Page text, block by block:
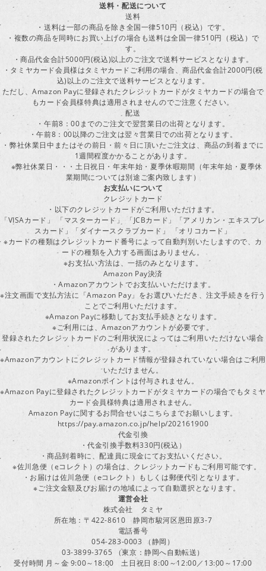
送料・配送について
送料
・送料は一部の商品を除き全国一律510円（税込）です。
・複数の商品を同時にお買い上げの場合も送料は全国一律510円（税込）で
す。
・商品代金合計5000円(税込)以上のご注文で送料サービスとなります。
・タミヤカード会員様はタミヤカードご利用の場合、商品代金合計2000円(税
込)以上のご注文で送料サービスとなります。
ただし、Amazon Payに登録されたクレジットカードがタミヤカードの場合で
もカード会員様特典は適用されませんのでご注意ください。
配送
・午前8：00までのご注文で翌営業日の出荷となります。
・午前8：00以降のご注文は翌々営業日での出荷となります。
・弊社休業日中またはその前日・前々日に頂いたご注文は、商品の到着までに
1週間程度かかることがあります。
※弊社休業日・・・土日祝日・年末年始・夏季休暇期間（年末年始・夏季休
業期間については別途ご案内致します）
お支払いについて
クレジットカード
・以下のクレジットカードがご利用いただけます。
「VISAカード」 「マスターカード」 「JCBカード」「アメリカン・エキスプレ
スカード」「ダイナースクラブカード」 「オリコカード」
※カードの種類はクレジットカード番号によって自動判別いたしますので、カ
ードの種類を入力する画面はありません。
※お支払い方法は、一括のみとなります。
Amazon Pay決済
・Amazonアカウントでお支払いいただけます。
※注文画面で支払方法に「Amazon Pay」をお選びいただき、注文手続きを行う
ことでご利用いただけます。
※Amazon Payに移動してお支払手続きとなります。
※ご利用には、Amazonアカウントが必要です。
登録されたクレジットカードのご利用状況によってはご利用いただけない場合
があります。
※Amazonアカウントにクレジットカード情報が登録されていない場合はご利用
いただけません。
※Amazonポイントは付与されません。
※Amazon Payに登録されたクレジットカードがタミヤカードの場合でもタミヤ
カード会員様特典は適用されません。
Amazon Payに関するお問合せいはこちらまでお願いします。
https://pay.amazon.co.jp/help/202161900
代金引換
・代金引換手数料330円(税込）
・商品到着時に、配達員に現金にてお支払いください。
※佐川急便（eコレクト）の場合は、クレジットカードもご利用可能です。
・お届けは佐川急便（eコレクト）もしくは郵便代引となります。
※ご注文金額及びお届けの地域によって自動選択となります。
運営会社
株式会社 タミヤ
所在地：〒422-8610 静岡市駿河区恩田原3-7
電話番号
054-283-0003 （静岡）
03-3899-3765 （東京：静岡へ自動転送）
受付時間 月～金 9:00～18:00 土日祝日 8:00～12:00／13:00～17:00